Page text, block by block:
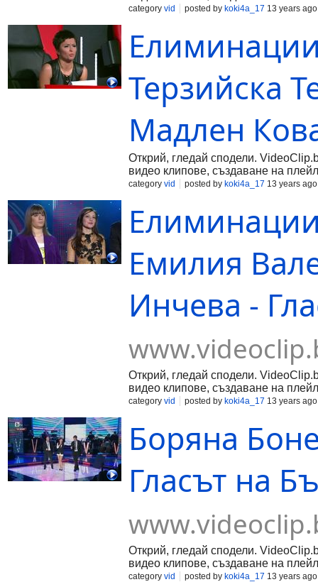
category vid posted by koki4a_17 13 years ago
Терзийска
Мадлен
Открий, гледай сподели.
видео клипове, създаване на
category vid posted by koki4a_17 13 years ago
Емилия
Инчева -
Открий, гледай сподели.
видео клипове, създаване на
category vid posted by koki4a_17 13 years ago
Боряна
Гласът на
Открий, гледай сподели.
видео клипове, създаване на
category vid posted by koki4a_17 13 years ago